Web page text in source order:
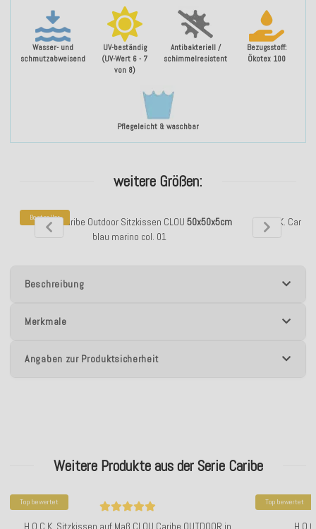
Wasser- und
schmutzabweisend
UV-beständig
(UV-Wert 6 - 7
von 8)
Antibakteriell /
schimmelresistent
Bezugsstoff:
Ökotex 100
Pflegeleicht & waschbar
weitere Größen:
Bestseller
H.O.C.K. Caribe Outdoor Sitzkissen CLOU 50x50x5cm
blau marino col. 01
H.O.C.K.
Beschreibung
Merkmale
Angaben zur Produktsicherheit
Weitere Produkte aus der Serie Caribe
Top bewertet
H.O.C.K. Sitzkissen auf Maß CLOU Caribe OUTDOOR in
Top bewertet